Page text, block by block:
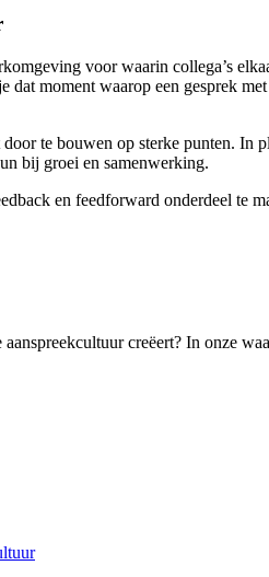
voor waarin collega’s
moment waarop een gesprek
te bouwen op sterke punten. In
bij groei en samenwerking.
en feedforward onderdeel te
creëert? In onze